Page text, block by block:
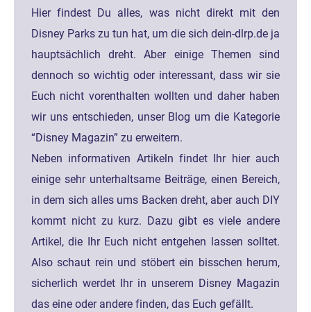
Hier findest Du alles, was nicht direkt mit den
Disney Parks zu tun hat, um die sich dein-dlrp.de ja
hauptsächlich dreht. Aber einige Themen sind
dennoch so wichtig oder interessant, dass wir sie
Euch nicht vorenthalten wollten und daher haben
wir uns entschieden, unser Blog um die Kategorie
“Disney Magazin” zu erweitern.
Neben informativen Artikeln findet Ihr hier auch
einige sehr unterhaltsame Beiträge, einen Bereich,
in dem sich alles ums Backen dreht, aber auch DIY
kommt nicht zu kurz. Dazu gibt es viele andere
Artikel, die Ihr Euch nicht entgehen lassen solltet.
Also schaut rein und stöbert ein bisschen herum,
sicherlich werdet Ihr in unserem Disney Magazin
das eine oder andere finden, das Euch gefällt.